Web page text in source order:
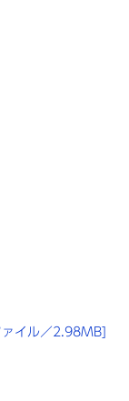
イル／2.98MB]